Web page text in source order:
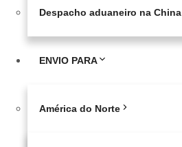
Despacho aduaneiro na China
ENVIO PARA
América do Norte